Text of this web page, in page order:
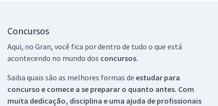
Concursos
Aqui, no Gran, você fica por dentro de tudo o que está
acontecendo no mundo dos concursos.
Saiba quais são as melhores formas de estudar para
concurso e comece a se preparar o quanto antes. Com
muita dedicação, disciplina e uma ajuda de profissionais